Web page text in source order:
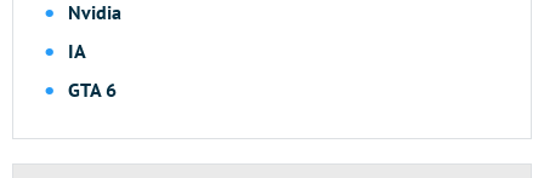
Nvidia
IA
GTA 6